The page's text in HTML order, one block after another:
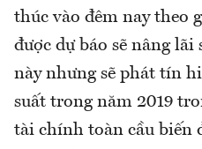
thúc vào đêm nay theo
được dự báo sẽ nâng
này nhưng sẽ phát tín
suất trong năm 2019
tài chính toàn cầu biến